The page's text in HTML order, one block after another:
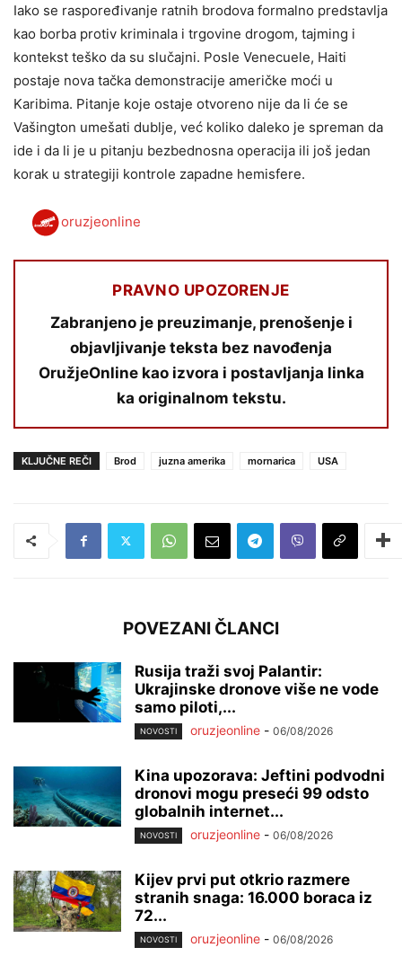
Iako se raspoređivanje ratnih brodova formalno predstavlja
kao borba protiv kriminala i trgovine drogom, tajming i
kontekst teško da su slučajni. Posle Venecuele, Haiti
postaje nova tačka demonstracije američke moći u
Karibima. Pitanje koje ostaje otvoreno nije da li će se
Vašington umešati dublje, već koliko daleko je spreman da
ide i da li je u pitanju bezbednosna operacija ili još jedan
korak u strategiji kontrole zapadne hemisfere.
oruzjeonline
PRAVNO UPOZORENJE
Zabranjeno je preuzimanje, prenošenje i
objavljivanje teksta bez navođenja
OružjeOnline kao izvora i postavljanja linka
ka originalnom tekstu.
KLJUČNE REČI Brod juzna amerika mornarica USA
POVEZANI ČLANCI
Rusija traži svoj Palantir:
Ukrajinske dronove više ne vode
samo piloti,...
NOVOSTI oruzjeonline - 06/08/2026
Kina upozorava: Jeftini podvodni
dronovi mogu preseći 99 odsto
globalnih internet...
NOVOSTI oruzjeonline - 06/08/2026
Kijev prvi put otkrio razmere
stranih snaga: 16.000 boraca iz
72...
NOVOSTI oruzjeonline - 06/08/2026